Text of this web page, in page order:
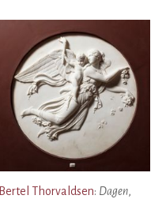
Bertel Thorvaldsen: Dagen,